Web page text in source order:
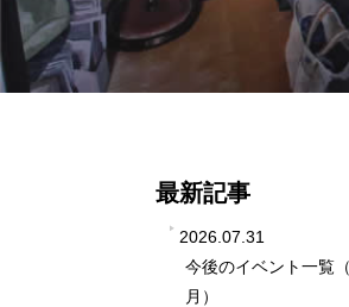
最新記事
2026.07.31
今後のイベント一覧
月）